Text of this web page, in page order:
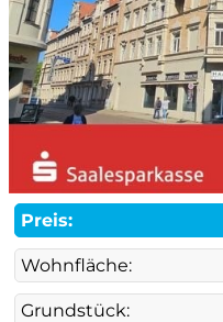
Preis:
Wohnfläche:
Grundstück: